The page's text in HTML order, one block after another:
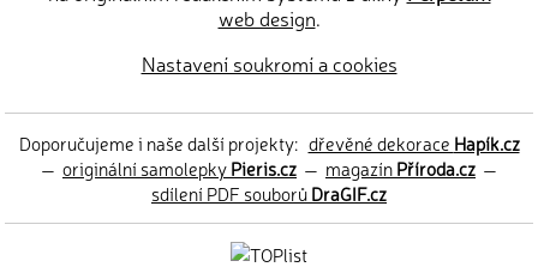
web design.
Nastavení soukromí a cookies
Doporučujeme i naše další projekty: dřevěné dekorace Hapík.cz
— originální samolepkyPieris.cz — magazínPříroda.cz —
sdílení PDF souborůDraGIF.cz